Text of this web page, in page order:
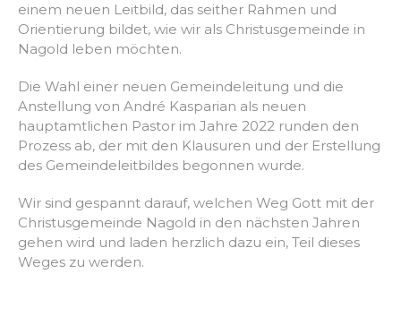
einem neuen Leitbild, das seither Rahmen und
Orientierung bildet, wie wir als Christusgemeinde in
Nagold leben möchten.
Die Wahl einer neuen Gemeindeleitung und die
Anstellung von André Kasparian als neuen
hauptamtlichen Pastor im Jahre 2022 runden den
Prozess ab, der mit den Klausuren und der Erstellung
des Gemeindeleitbildes begonnen wurde.
Wir sind gespannt darauf, welchen Weg Gott mit der
Christusgemeinde Nagold in den nächsten Jahren
gehen wird und laden herzlich dazu ein, Teil dieses
Weges zu werden.